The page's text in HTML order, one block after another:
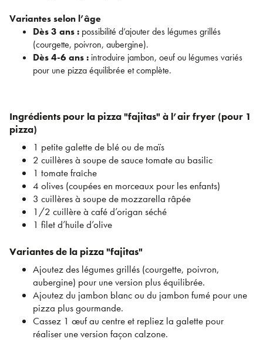
Variantes selon l’âge
Dès 3 ans : possibilité d’ajouter des légumes grillés
(courgette, poivron, aubergine).
Dès 4-6 ans : introduire jambon, oeuf ou légumes variés
pour une pizza équilibrée et complète.
Ingrédients pour la pizza "fajitas" à l’air fryer (pour 1
pizza)
1 petite galette de blé ou de maïs
2 cuillères à soupe de sauce tomate au basilic
1 tomate fraîche
4 olives (coupées en morceaux pour les enfants)
3 cuillères à soupe de mozzarella râpée
1/2 cuillère à café d’origan séché
1 filet d’huile d’olive
Variantes de la pizza "fajitas"
Ajoutez des légumes grillés (courgette, poivron,
aubergine) pour une version plus équilibrée.
Ajoutez du jambon blanc ou du jambon fumé pour une
pizza plus gourmande.
Cassez 1 œuf au centre et repliez la galette pour
réaliser une version façon calzone.